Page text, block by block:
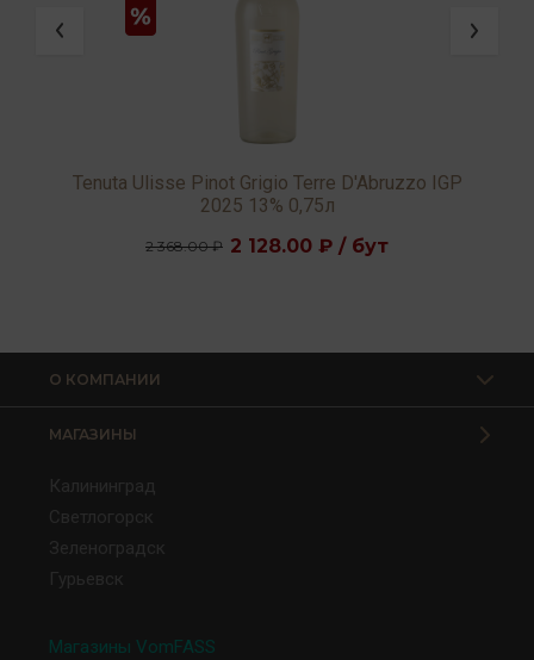
Tenuta Ulisse Pinot Grigio Terre D'Abruzzo IGP
2025 13% 0,75л
2 368.00 ₽ 2 128.00 ₽ / бут
О КОМПАНИИ
МАГАЗИНЫ
Калининград
Светлогорск
Зеленоградск
Гурьевск
Магазины VomFASS